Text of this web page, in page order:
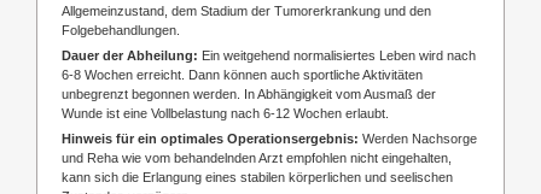
Allgemeinzustand, dem Stadium der Tumorerkrankung und den
Folgebehandlungen.
Dauer der Abheilung: Ein weitgehend normalisiertes Leben wird nach
6-8 Wochen erreicht. Dann können auch sportliche Aktivitäten
unbegrenzt begonnen werden. In Abhängigkeit vom Ausmaß der
Wunde ist eine Vollbelastung nach 6-12 Wochen erlaubt.
Hinweis für ein optimales Operationsergebnis: Werden Nachsorge
und Reha wie vom behandelnden Arzt empfohlen nicht eingehalten,
kann sich die Erlangung eines stabilen körperlichen und seelischen